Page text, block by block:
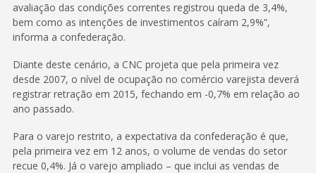
avaliação das condições correntes registrou queda de 3,4%,
bem como as intenções de investimentos caíram 2,9%”,
informa a confederação.
Diante deste cenário, a CNC projeta que pela primeira vez
desde 2007, o nível de ocupação no comércio varejista deverá
registrar retração em 2015, fechando em -0,7% em relação ao
ano passado.
Para o varejo restrito, a expectativa da confederação é que,
pela primeira vez em 12 anos, o volume de vendas do setor
recue 0,4%. Já o varejo ampliado – que inclui as vendas de